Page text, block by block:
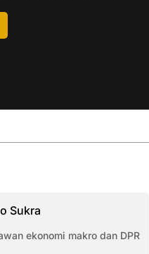
Sukra
ekonomi makro dan DPR